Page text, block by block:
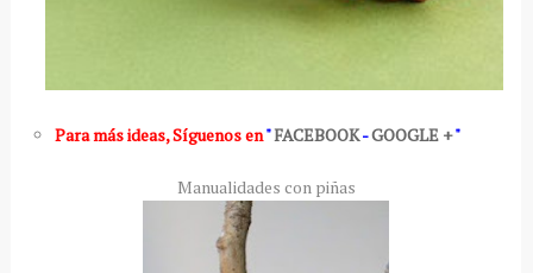
Para más ideas,Síguenos en"FACEBOOK-GOOGLE +"
Manualidades con piñas